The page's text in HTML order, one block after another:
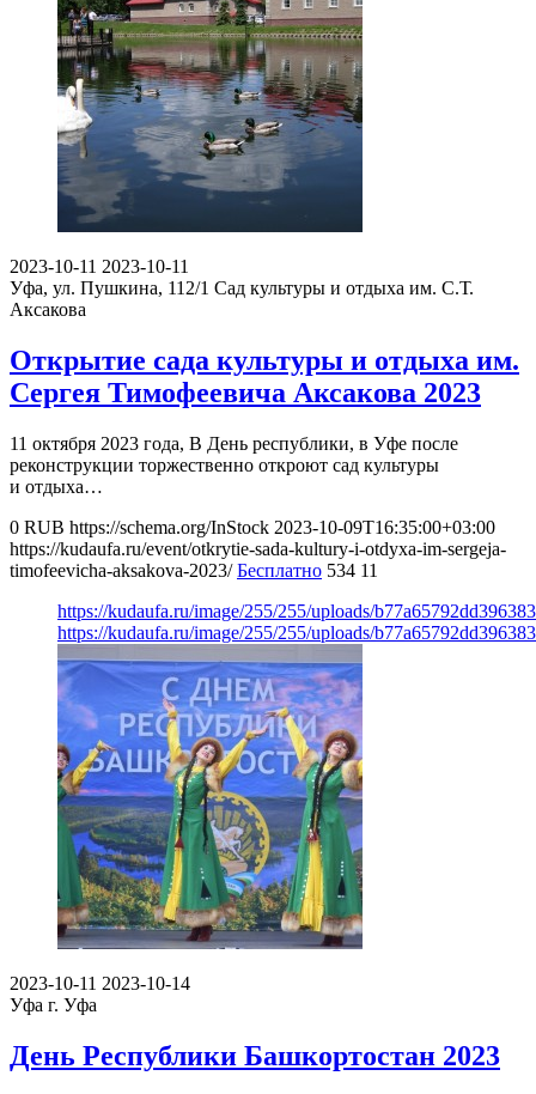
2023-10-11 2023-10-11
Уфа, ул. Пушкина, 112/1 Сад культуры и отдыха им. С.Т.
Аксакова
Открытие сада культуры и отдыха им.
Сергея Тимофеевича Аксакова 2023
11 октября 2023 года, В День республики, в Уфе после
реконструкции торжественно откроют сад культуры
и отдыха…
0 RUB https://schema.org/InStock 2023-10-09T16:35:00+03:00
https://kudaufa.ru/event/otkrytie-sada-kultury-i-otdyxa-im-sergeja-
timofeevicha-aksakova-2023/ Бесплатно 534 11
https://kudaufa.ru/image/255/255/uploads/
https://kudaufa.ru/image/255/255/uploads/
2023-10-11 2023-10-14
Уфа г. Уфа
День Республики Башкортостан 2023